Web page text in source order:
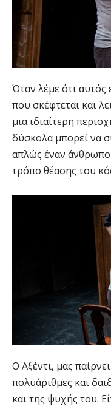
Όταν λέμε ότι αυτός
που σκέφτεται και
μια ιδιαίτερη
δύσκολα μπορεί να
απλώς έναν άνθρωπο
τρόπο θέασης του
Ο Αξέντι, μας
πολυάριθμες και
και της ψυχής του.